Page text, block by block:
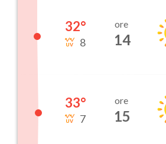
32°
8
ore
14
33°
7
ore
15